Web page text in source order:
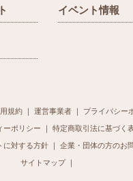
イベント情報
規約 運営事業者
プライバシー
ーポリシー
特定商取引法に基づく
に対する方針
企業・団体の方のお
サイトマップ